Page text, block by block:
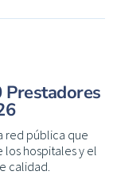
Prestadores
red pública que
hospitales y el
calidad.